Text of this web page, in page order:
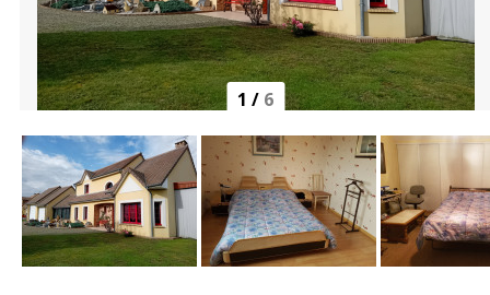
1 / 6